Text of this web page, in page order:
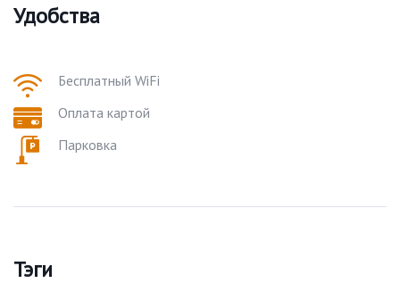
Удобства
Бесплатный WiFi
Оплата картой
Парковка
Тэги